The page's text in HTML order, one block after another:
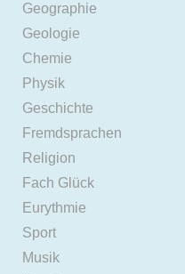
Geographie
Geologie
Chemie
Physik
Geschichte
Fremdsprachen
Religion
Fach Glück
Eurythmie
Sport
Musik